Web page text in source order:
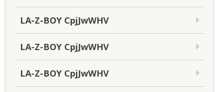
LA-Z-BOY CpjJwWHV
LA-Z-BOY CpjJwWHV
LA-Z-BOY CpjJwWHV